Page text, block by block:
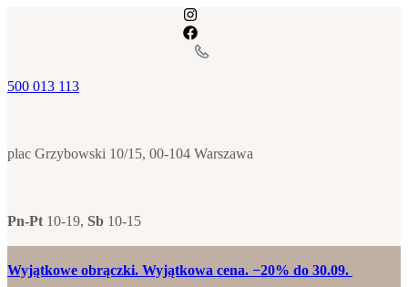
500 013 113
plac Grzybowski 10/15, 00-104 Warszawa
Pn-Pt 10-19, Sb 10-15
Wyjątkowe obrączki. Wyjątkowa cena. −20% do 30.09.